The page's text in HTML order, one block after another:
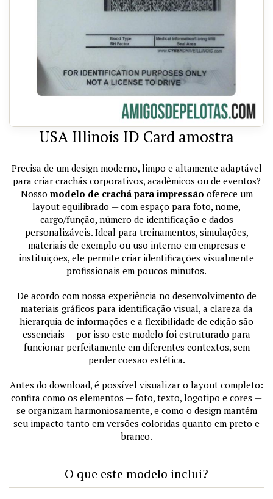
USA Illinois ID Card amostra
Precisa de um design moderno, limpo e altamente adaptável
para criar crachás corporativos, acadêmicos ou de eventos?
Nosso modelo de crachá para impressão oferece um
layout equilibrado — com espaço para foto, nome,
cargo/função, número de identificação e dados
personalizáveis. Ideal para treinamentos, simulações,
materiais de exemplo ou uso interno em empresas e
instituições, ele permite criar identificações visualmente
profissionais em poucos minutos.
De acordo com nossa experiência no desenvolvimento de
materiais gráficos para identificação visual, a clareza da
hierarquia de informações e a flexibilidade de edição são
essenciais — por isso este modelo foi estruturado para
funcionar perfeitamente em diferentes contextos, sem
perder coesão estética.
Antes do download, é possível visualizar o layout completo:
confira como os elementos — foto, texto, logotipo e cores —
se organizam harmoniosamente, e como o design mantém
seu impacto tanto em versões coloridas quanto em preto e
branco.
O que este modelo inclui?